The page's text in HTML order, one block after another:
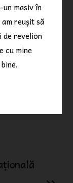
masiv în
reușit să
de revelion
cu mine